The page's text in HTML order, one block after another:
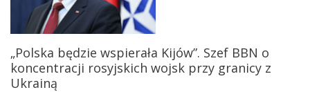
„Polska będzie wspierała Kijów”. Szef BBN o
koncentracji rosyjskich wojsk przy granicy z
Ukrainą